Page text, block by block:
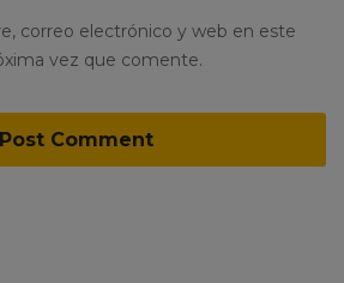
correo electrónico y web en este
vez que comente.